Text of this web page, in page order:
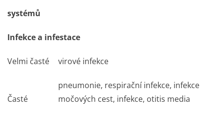
systémů
Infekce a infestace
Velmi časté virové infekce
Časté
pneumonie, respirační infekce, infekce
močových cest, infekce, otitis media